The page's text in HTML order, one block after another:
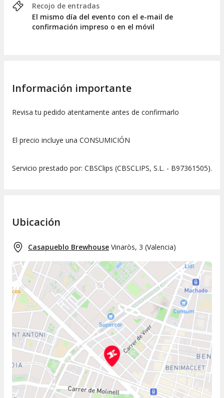
Recojo de entradas
El mismo día del evento con el e-mail de
confirmación impreso o en el móvil
Información importante
Revisa tu pedido atentamente antes de confirmarlo
El precio incluye una CONSUMICIÓN
Servicio prestado por: CBSClips (CBSCLIPS, S.L. - B97361505).
Ubicación
Casapueblo Brewhouse Vinaròs, 3 (Valencia)